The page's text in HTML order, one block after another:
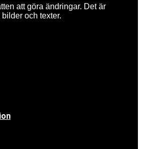
att göra ändringar. Det är
och texter.